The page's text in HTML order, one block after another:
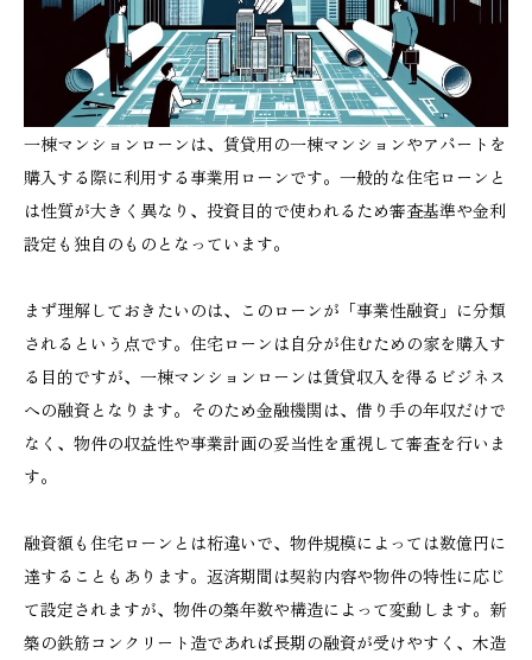
一棟マンションローンは、賃貸用の一棟マンションやアパートを
購入する際に利用する事業用ローンです。一般的な住宅ローンと
は性質が大きく異なり、投資目的で使われるため審査基準や金利
設定も独自のものとなっています。
まず理解しておきたいのは、このローンが「事業性融資」に分類
されるという点です。住宅ローンは自分が住むための家を購入す
る目的ですが、一棟マンションローンは賃貸収入を得るビジネス
への融資となります。そのため金融機関は、借り手の年収だけで
なく、物件の収益性や事業計画の妥当性を重視して審査を行いま
す。
融資額も住宅ローンとは桁違いで、物件規模によっては数億円に
達することもあります。返済期間は契約内容や物件の特性に応じ
て設定されますが、物件の築年数や構造によって変動します。新
築の鉄筋コンクリート造であれば長期の融資が受けやすく、木造